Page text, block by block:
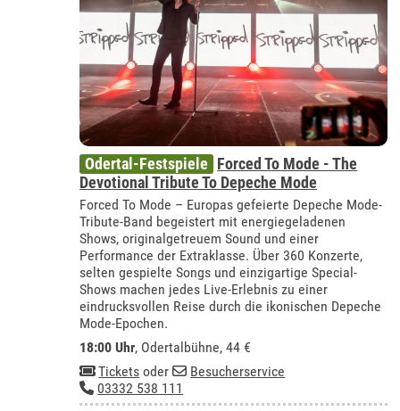
Odertal-Festspiele Forced To Mode - The
Devotional Tribute To Depeche Mode
Forced To Mode – Europas gefeierte Depeche Mode-
Tribute-Band begeistert mit energiegeladenen
Shows, originalgetreuem Sound und einer
Performance der Extraklasse. Über 360 Konzerte,
selten gespielte Songs und einzigartige Special-
Shows machen jedes Live-Erlebnis zu einer
eindrucksvollen Reise durch die ikonischen Depeche
Mode-Epochen.
18:00 Uhr, Odertalbühne, 44 €
Tickets oder
Besucherservice
03332 538 111